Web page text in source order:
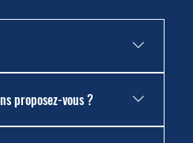
: 03 44 39 86 44.
proposez-vous ?